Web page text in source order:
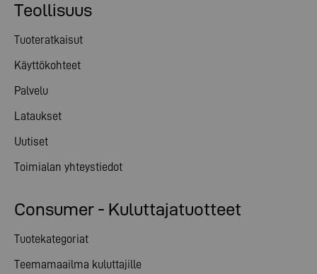
Consumer - Kuluttajatuotteet
Tuotekategoriat
Teemamaailma kuluttajille
Teollisuus
Tuoteratkaisut
Käyttökohteet
Palvelu
Lataukset
Uutiset
Toimialan yhteystiedot